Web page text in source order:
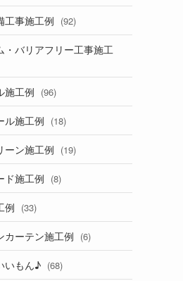
工事施工例 (92)
・バリアフリー工事施工
施工例 (96)
ル施工例 (18)
ーン施工例 (19)
ド施工例 (8)
例 (33)
カーテン施工例 (6)
いもん♪ (68)